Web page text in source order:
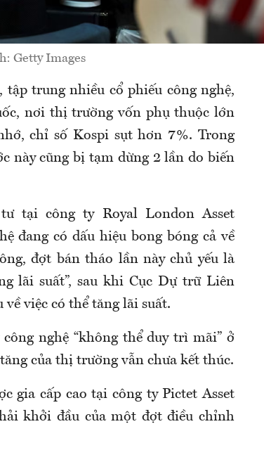
Getty Images
tập trung nhiều cổ phiếu công nghệ,
nơi thị trường vốn phụ thuộc lớn
chỉ số Kospi sụt hơn 7%. Trong
này cũng bị tạm dừng 2 lần do biến
tại công ty Royal London Asset
đang có dấu hiệu bong bóng cả về
đợt bán tháo lần này chủ yếu là
lãi suất”, sau khi Cục Dự trữ Liên
việc có thể tăng lãi suất.
nghệ “không thể duy trì mãi” ở
của thị trường vẫn chưa kết thúc.
gia cấp cao tại công ty Pictet Asset
khởi đầu của một đợt điều chỉnh